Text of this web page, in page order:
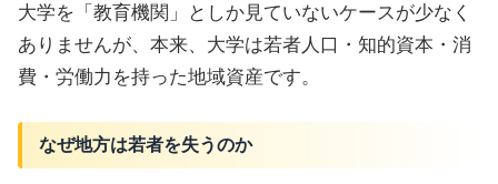
大学を「教育機関」としか見ていないケースが少なく
ありませんが、本来、大学は若者人口・知的資本・消
費・労働力を持った地域資産です。
なぜ地方は若者を失うのか